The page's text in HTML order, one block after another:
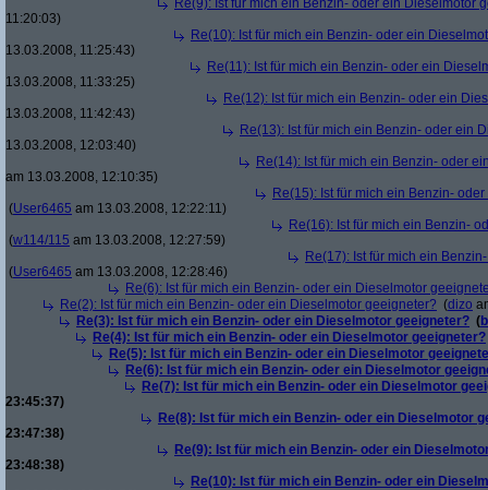
Re(9): Ist für mich ein Benzin- oder ein Dieselmotor
11:20:03)
Re(10): Ist für mich ein Benzin- oder ein
13.03.2008, 11:25:43)
Re(11): Ist für mich ein Benzin- oder ein
13.03.2008, 11:33:25)
Re(12): Ist für mich ein Benzin- oder ein
13.03.2008, 11:42:43)
Re(13): Ist für mich ein Benzin- oder ein
13.03.2008, 12:03:40)
Re(14): Ist für mich ein Benzin- oder
am 13.03.2008, 12:10:35)
Re(15): Ist für mich ein Benzin-
(User6465 am 13.03.2008, 12:22:11)
Re(16): Ist für mich ein Benzin-
(w114/115 am 13.03.2008, 12:27:59)
Re(17): Ist für mich ein
(User6465 am 13.03.2008, 12:28:46)
Re(6): Ist für mich ein Benzin- oder ein Dieselmotor
Re(2): Ist für mich ein Benzin- oder ein Dieselmotor geeigneter? (dizo
Re(3): Ist für mich ein Benzin- oder ein Dieselmotor geeigneter? (
Re(4): Ist für mich ein Benzin- oder ein Dieselmotor geeigneter?
Re(5): Ist für mich ein Benzin- oder ein Dieselmotor
Re(6): Ist für mich ein Benzin- oder ein Dieselmotor
Re(7): Ist für mich ein Benzin- oder ein Dieselmotor
23:45:37)
Re(8): Ist für mich ein Benzin- oder ein Dieselmotor
23:47:38)
Re(9): Ist für mich ein Benzin- oder ein
23:48:38)
Re(10): Ist für mich ein Benzin- oder ein